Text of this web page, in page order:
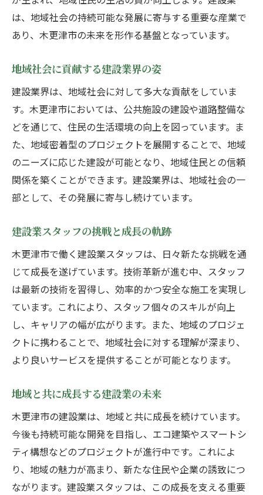
は、地域社会の持続可能な発展に寄与する重要な産業で
あり、木更津市の未来を形作る基盤となっています。
地域社会に貢献する建設業界の姿
建設業界は、地域社会に対して多大な貢献をしていま
す。木更津市においては、公共施設の建設や道路整備な
どを通じて、住民の生活環境の向上を図っています。ま
た、地域密着型のプロジェクトを展開することで、地域
のニーズに応じた建設が可能となり、地域住民との信頼
関係を築くことができます。建設業界は、地域社会の一
部として、その発展に寄与し続けています。
建設業スタッフの挑戦と成長の軌跡
木更津市で働く建設業スタッフは、日々新たな挑戦を通
じて成長を遂げています。技術革新が進む中、スタッフ
は最新の技術を習得し、効率的かつ安全な施工を実現し
ています。これにより、スタッフ個々のスキルが向上
し、キャリアの幅が広がります。また、地域のプロジェ
クトに携わることで、地域社会に対する理解が深まり、
より良いサービスを提供することが可能となります。
地域と共に成長する建設業の未来
木更津市の建設業は、地域と共に成長を続けています。
今後も持続可能な開発を目指し、エコ建築やスマートシ
ティ構想などのプロジェクトが進行中です。これによ
り、地域の魅力が高まり、新たな住民や企業の誘致につ
ながります。建設業スタッフは、この成長を支える重要